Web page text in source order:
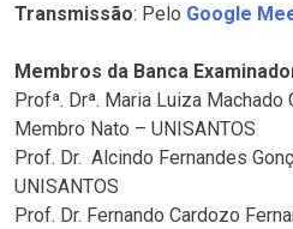
Transmissão: Pelo Google
Membros da Banca
Profª. Drª. Maria Luiza
Membro Nato – UNISANTOS
Prof. Dr. Alcindo Fernandes
UNISANTOS
Prof. Dr. Fernando Cardozo